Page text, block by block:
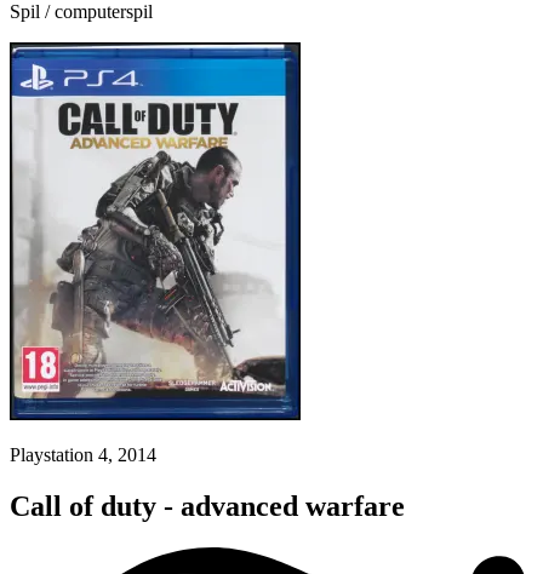
Spil / computerspil
Playstation 4, 2014
Call of duty - advanced warfare